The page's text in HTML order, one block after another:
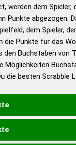
Duden –
Bänden
Duden – Richtiges
Deutsch
Duden – Die
Duden – Deutsches
werden dem Spieler,
Punkte abgezogen.
dem Spieler,
die Punkte für das
den Buchstaben von
Möglichkeiten
die besten Scrabble